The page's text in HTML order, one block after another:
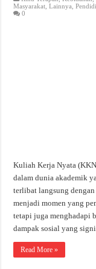
PENTINGNYA
Masyarakat ,Lainnya ,
0
Kuliah Kerja Nyata
dalam dunia akademik
terlibat langsung
menjadi momen yang
tetapi juga menghadapi
dampak sosial yang
Read More »